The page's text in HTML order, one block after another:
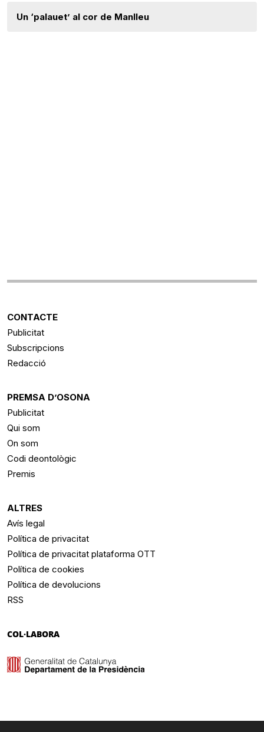
Un ‘palauet’ al cor de Manlleu
CONTACTE
Publicitat
Subscripcions
Redacció
PREMSA D’OSONA
Publicitat
Qui som
On som
Codi deontològic
Premis
ALTRES
Avís legal
Política de privacitat
Política de privacitat plataforma OTT
Política de cookies
Política de devolucions
RSS
COL·LABORA